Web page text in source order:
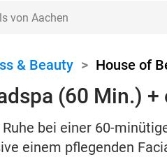
& Beauty > House of
(60 Min.) +
bei einer 60-
einem pflegenden